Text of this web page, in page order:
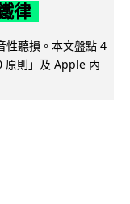
律
性聽損。本文盤點 4
原則」及 Apple 內